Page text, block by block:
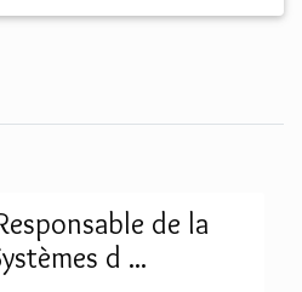
de la
d ...